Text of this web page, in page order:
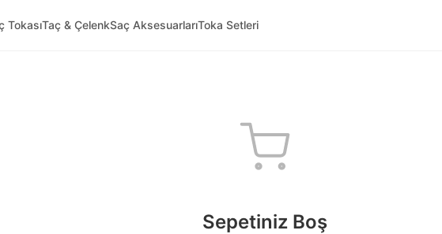
TokasıTaç & ÇelenkSaç AksesuarlarıToka Setleri
Sepetiniz Boş